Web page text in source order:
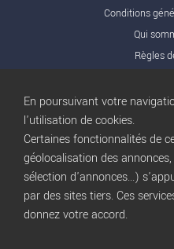
Conditions
Qui
Règles
Nos
Blog
En poursuivant votre
l'utilisation de cookies.
Certaines fonctionnalités de
géolocalisation des
sélection d'annonces...)
par des sites tiers. Ces
donnez votre accord.